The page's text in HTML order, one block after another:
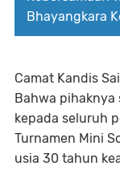
Bhayangkara
Camat Kandis
Bahwa pihaknya
kepada seluruh
Turnamen Mini
usia 30 tahun